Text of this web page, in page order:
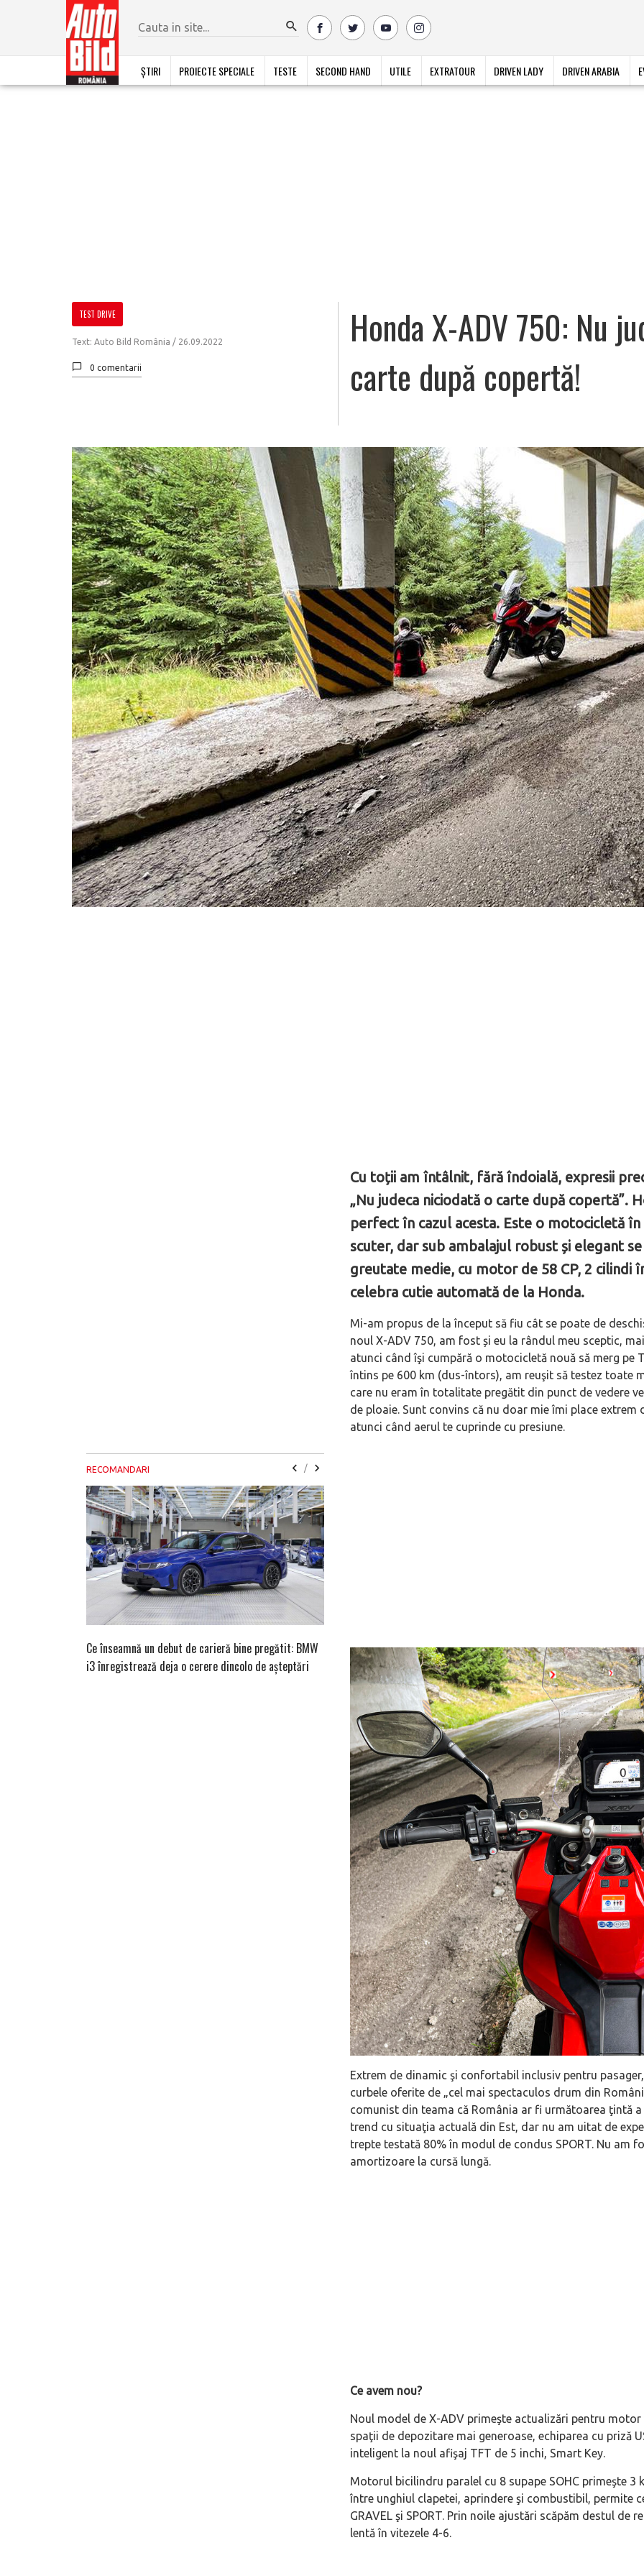
ȘTIRI PROIECTE SPECIALE TESTE SECOND HAND UTILE EXTRATOUR DRIVEN LADY DRIVEN ARABIA
TEST DRIVE
Text: Auto Bild România / 26.09.2022
0 comentarii
Honda X-ADV 750: Nu
carte după copertă!
Cu toții am întâlnit, fără îndoială, expresii
„Nu judeca niciodată o carte după copertă”.
perfect în cazul acesta. Este o motocicletă
scuter, dar sub ambalajul robust și elegant
greutate medie, cu motor de 58 CP, 2 cilindi
celebra cutie automată de la Honda.
Mi-am propus de la început să fiu cât se poate de
noul X-ADV 750, am fost și eu la rândul meu sceptic,
atunci când îşi cumpără o motocicletă nouă să merg pe
întins pe 600 km (dus-întors), am reuşit să testez toate
care nu eram în totalitate pregătit din punct de vedere
de ploaie. Sunt convins că nu doar mie îmi place
atunci când aerul te cuprinde cu presiune.
Extrem de dinamic şi confortabil inclusiv pentru
curbele oferite de „cel mai spectaculos drum din
comunist din teama că România ar fi următoarea ţintă
trend cu situaţia actuală din Est, dar nu am uitat de
trepte testată 80% în modul de condus SPORT. Nu
amortizoare la cursă lungă.
Ce avem nou?
Noul model de X-ADV primeşte actualizări pentru
spaţii de depozitare mai generoase, echiparea cu priză
inteligent la noul afişaj TFT de 5 inchi, Smart Key.
Motorul bicilindru paralel cu 8 supape SOHC primeşte
între unghiul clapetei, aprindere şi combustibil, permite
GRAVEL şi SPORT. Prin noile ajustări scăpăm destul de
lentă în vitezele 4-6.
RECOMANDARI /
Ce înseamnă un debut de carieră bine pregătit: BMW
i3 înregistrează deja o cerere dincolo de așteptări
Versiune MINI Countryman încă nelansată oficial, dată
pe mâna fetelor în competiția off-road Rebelle Rally
Pentru cine știe
Blackbird va suna
altfel!